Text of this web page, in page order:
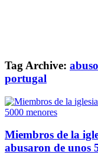
Tag Archive:
portugal
Miembros de la
abusaron de unos